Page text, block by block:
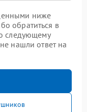
ниже
обратиться в
следующему
нашли ответ на